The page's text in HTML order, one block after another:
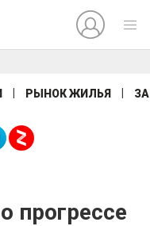
РЫНОК ЖИЛЬЯ
прогрессе